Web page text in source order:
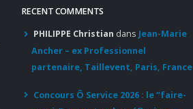
RECENT COMMENTS
PHILIPPE Christian dans Jean-Marie
Ancher – ex Professionnel
partenaire, Taillevent, Paris, France
Concours Ô Service 2026 : le “faire-